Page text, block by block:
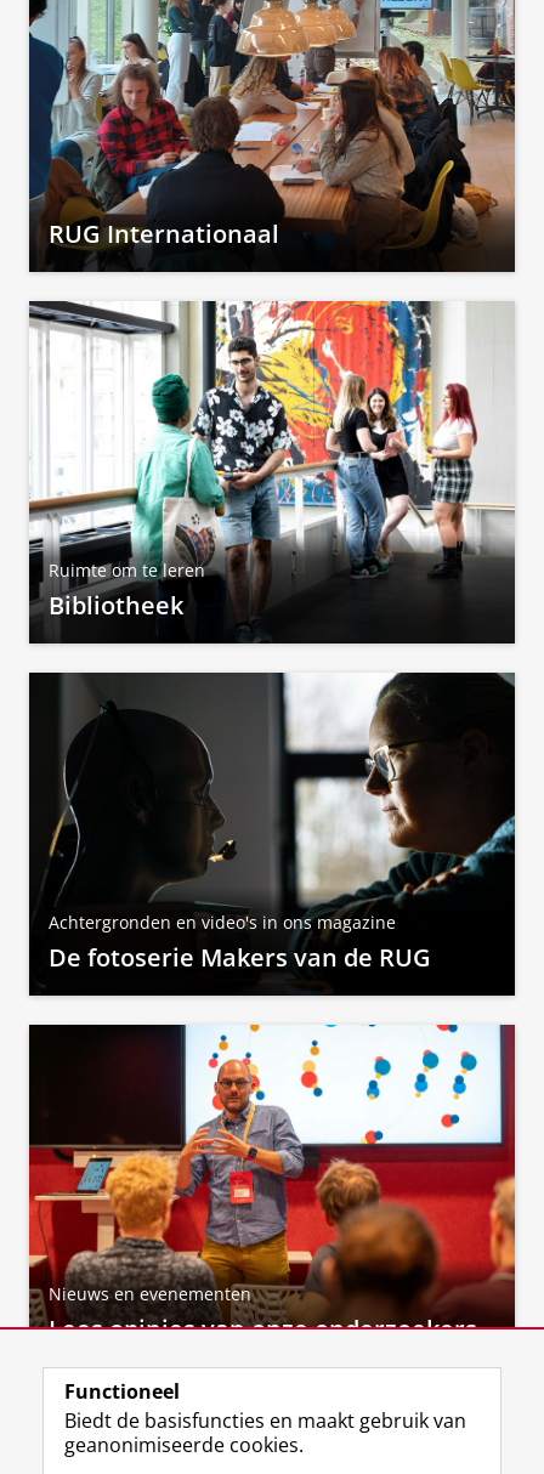
RUG Internationaal
Ruimte om te leren
Bibliotheek
Achtergronden en video's in ons magazine
De fotoserie Makers van de RUG
Nieuws en evenementen
Lees opinies van onze onderzoekers
Functioneel
Biedt de basisfuncties en maakt gebruik van
geanonimiseerde cookies.